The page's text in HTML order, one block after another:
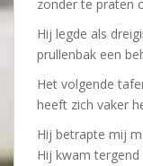
zonder te praten
Hij legde als
prullenbak een
Het volgende
heeft zich vaker
Hij betrapte mij
Hij kwam